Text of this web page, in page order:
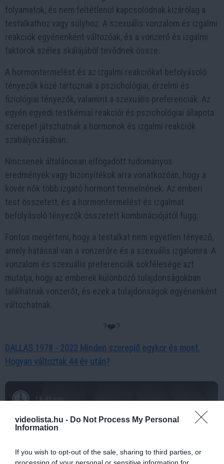
videolista.hu - Do Not Process My Personal
Information
If you wish to opt-out of the sale, sharing to third parties, or
processing of your personal or sensitive information for
folyamatok, és nem feltétlenül kapcsolódnak kizárólag a
testalkathoz vagy súlyhoz. A szexuális vonzalom és izgalmi
reakciók egyénenként változóak, és a vonzerő és izgalmi
faktorok széles skálájából tevődnek össze.
A hormontermelést és az izgalmi reakciókat befolyásoló
tényezők közé tartoznak a pszichológiai, érzelmi és
fiziológiai tényezők, valamint a szexuális preferenciák. Az
egyén egyedi testkémiai reakciói és pszichológiai állapota
szerepet játszhatnak a hormonok és izgalmi reakciók
szabályozásában.
Nincsenek általánosan elfogadott tudományos
eredmények vagy bizonyítékok arra vonatkozóan, hogy a
kövér nők több izgató hormont termelnének. Az emberi
test összetett, és a hormontermelést és izgalmat
befolyásoló tényezők összetett kombinációjától függ.
Fontos megérteni, hogy a testalkat nem egyetlen tényező,
amely hatással van a vonzerőre és a szexuális izgalomra. A
vonzalom és szexuális preferenciák sokfélesége azt
mutatja, hogy az emberek különböző tulajdonságokban
találhatnak vonzerőt, és ezek a tulajdonságok egyénenként
változhatnak.
?‍❤️‍?
DALLAS 1978 - 2022 Minden szereplő egykor és most.
Hogyan változtak 44 év után?
1 h 45 min